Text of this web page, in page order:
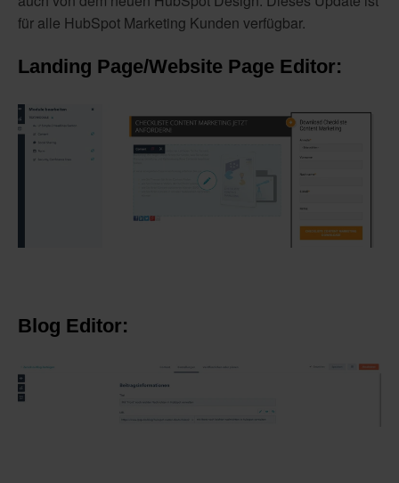
für alle HubSpot Marketing Kunden verfügbar.
Landing Page/Website Page Editor:
Blog Editor: